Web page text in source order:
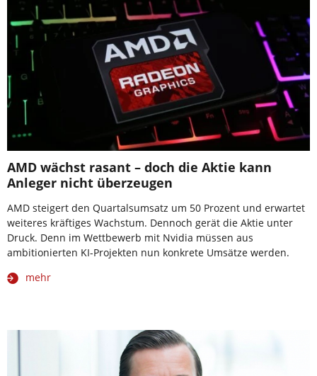
AMD wächst rasant – doch die Aktie kann
Anleger nicht überzeugen
AMD steigert den Quartalsumsatz um 50 Prozent und erwartet
weiteres kräftiges Wachstum. Dennoch gerät die Aktie unter
Druck. Denn im Wettbewerb mit Nvidia müssen aus
ambitionierten KI-Projekten nun konkrete Umsätze werden.
mehr